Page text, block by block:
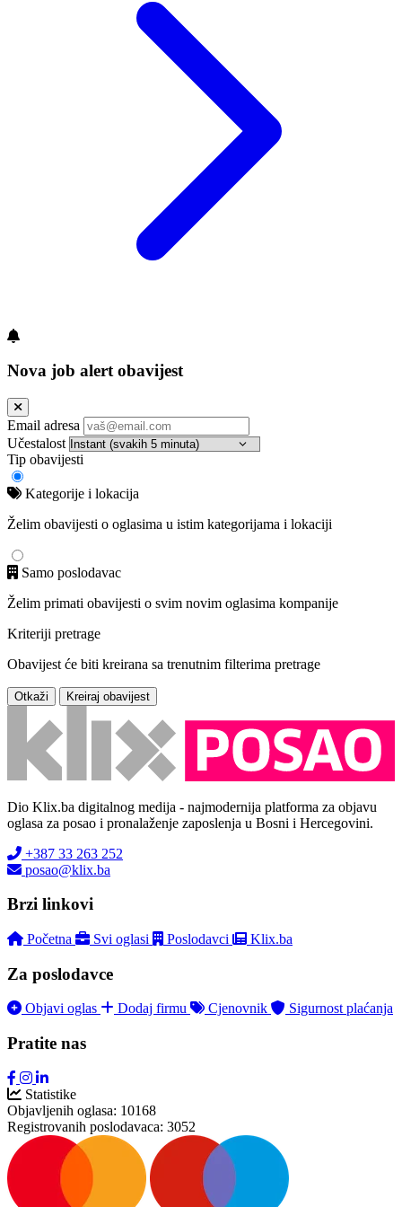
Nova job alert obavijest
Email adresa
Učestalost
Tip obavijesti
Kategorije i lokacija
Želim obavijesti o oglasima u istim kategorijama i lokaciji
Samo poslodavac
Želim primati obavijesti o svim novim oglasima kompanije
Kriteriji pretrage
Obavijest će biti kreirana sa trenutnim filterima pretrage
Otkaži Kreiraj obavijest
Dio Klix.ba digitalnog medija - najmodernija platforma za objavu
oglasa za posao i pronalaženje zaposlenja u Bosni i Hercegovini.
+387 33 263 252
posao@klix.ba
Brzi linkovi
Početna Svi oglasi Poslodavci Klix.ba
Za poslodavce
Objavi oglas Dodaj firmu Cjenovnik Sigurnost plaćanja
Pratite nas
Statistike
Objavljenih oglasa: 10168
Registrovanih poslodavaca: 3052